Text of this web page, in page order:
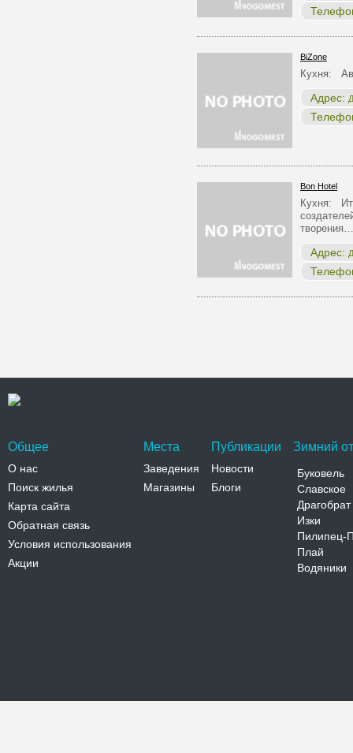
BiZone
Кухня:
Адрес:
Bon Hotel
Кухня:
творения…
Адрес:
Общее
О нас
Поиск жилья
Карта сайта
Обратная связь
Условия использования
Акции
Места
Заведения
Магазины
Публикации
Новости
Блоги
Зимний
Буковель
Славское
Драгобрат
Изки
Пилипец-
Плай
Водяники